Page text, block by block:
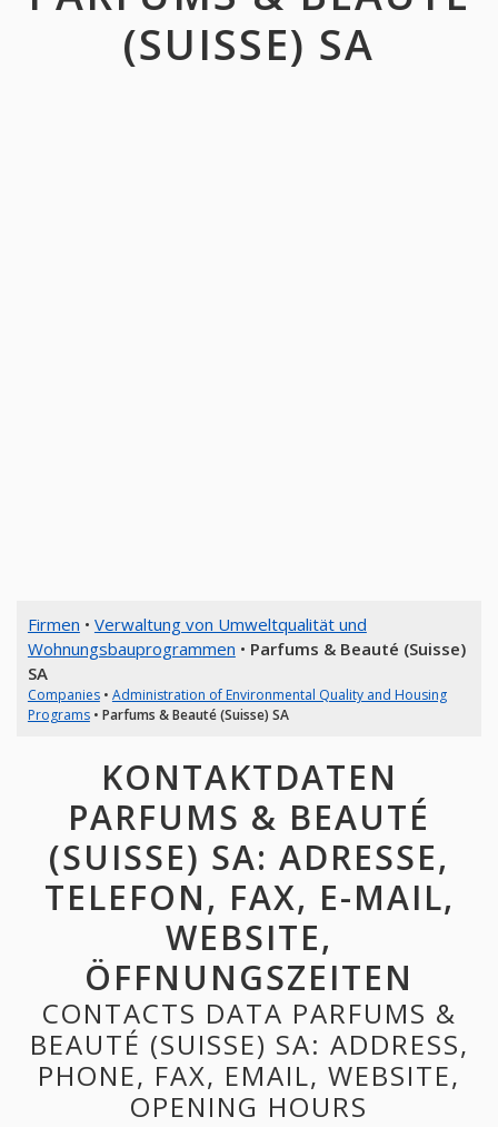
(SUISSE) SA
Firmen • Verwaltung von Umweltqualität und
Wohnungsbauprogrammen • Parfums & Beauté (Suisse)
SA
Companies• Administration of Environmental Quality and Housing
Programs• Parfums & Beauté (Suisse) SA
KONTAKTDATEN
PARFUMS & BEAUTÉ
(SUISSE) SA: ADRESSE,
TELEFON, FAX, E-MAIL,
WEBSITE,
ÖFFNUNGSZEITEN
CONTACTS DATA PARFUMS &
BEAUTÉ (SUISSE) SA: ADDRESS,
PHONE, FAX, EMAIL, WEBSITE,
OPENING HOURS